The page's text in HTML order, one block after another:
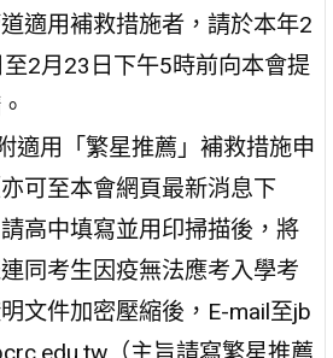
適用補救措施者，請於本年2
2月23日下午5時前向本會提
適用「繁星推薦」補救措施申
可至本會網頁最新消息下
高中填寫並用印掃描後，將
同考生因疫無法應考入學考
文件加密壓縮後，E-mail至jb